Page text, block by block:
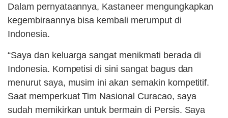
Dalam pernyataannya, Kastaneer mengungkapkan
kegembiraannya bisa kembali merumput di
Indonesia.
“Saya dan keluarga sangat menikmati berada di
Indonesia. Kompetisi di sini sangat bagus dan
menurut saya, musim ini akan semakin kompetitif.
Saat memperkuat Tim Nasional Curacao, saya
sudah memikirkan untuk bermain di Persis. Saya